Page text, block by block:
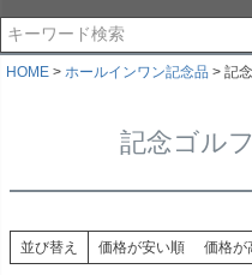
HOME ホールインワン記念品 記
記念ゴル
並び替え 価格が安い順 価格が